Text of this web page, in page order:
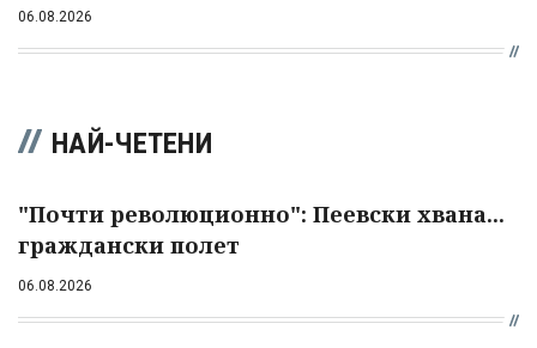
06.08.2026
НАЙ-ЧЕТЕНИ
"Почти революционно": Пеевски хвана...
граждански полет
06.08.2026